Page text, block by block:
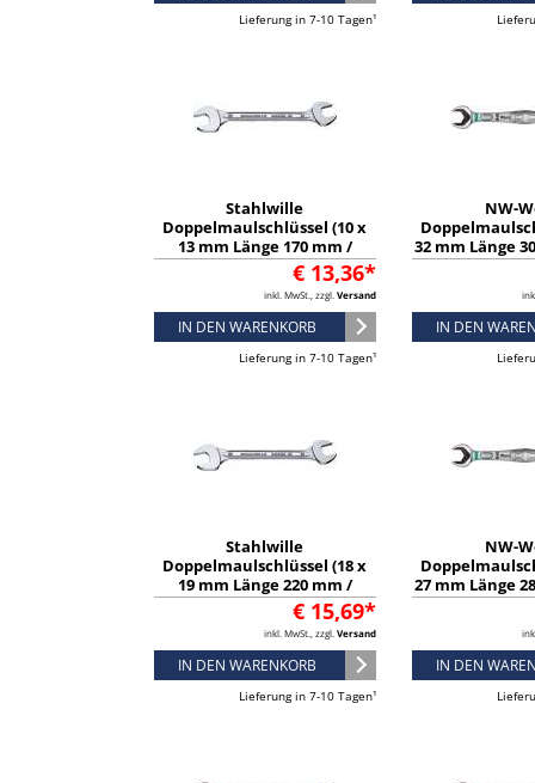
Lieferung in 7-10 Tagen¹
Stahlwille
Doppelmaulschlüssel (10 x
13 mm Länge 170 mm /
verchromt) - 40031013
€ 13,36*
inkl. MwSt., zzgl. Versand
IN DEN WARENKORB
Lieferung in 7-10 Tagen¹
NW-
32 mm Länge
verchromt) -
IN DEN
Stahlwille
Doppelmaulschlüssel (18 x
19 mm Länge 220 mm /
verchromt) - 40031819
€ 15,69*
inkl. MwSt., zzgl. Versand
IN DEN WARENKORB
Lieferung in 7-10 Tagen¹
NW-
27 mm Länge
verchromt) -
IN DEN